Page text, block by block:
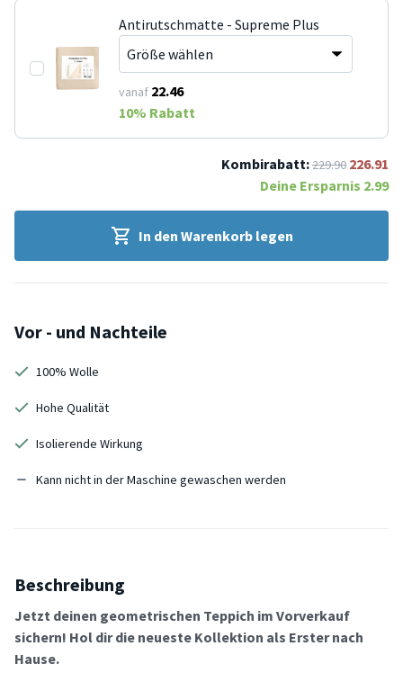
Antirutschmatte - Supreme Plus
vanaf 22.46
10% Rabatt
Kombirabatt:229.90 226.91
Deine Ersparnis 2.99
In den Warenkorb legen
Vor - und Nachteile
100% Wolle
Hohe Qualität
Isolierende Wirkung
Kann nicht in der Maschine gewaschen werden
Beschreibung
Jetzt deinen geometrischen Teppich im Vorverkauf
sichern! Hol dir die neueste Kollektion als Erster nach
Hause.